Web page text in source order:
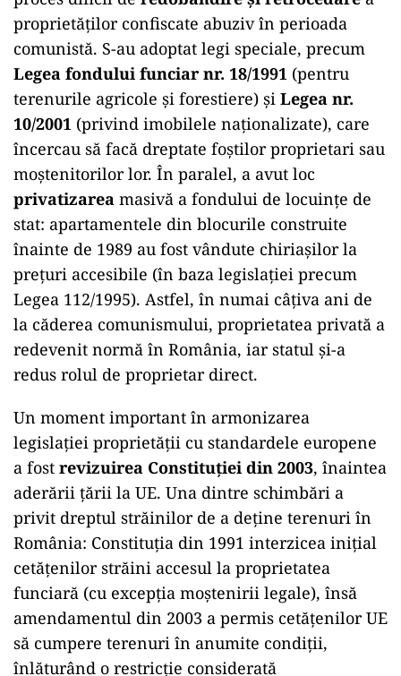
proprietăților confiscate abuziv în perioada
comunistă. S-au adoptat legi speciale, precum
Legea fondului funciar nr. 18/1991 (pentru
terenurile agricole și forestiere) și Legea nr.
10/2001 (privind imobilele naționalizate), care
încercau să facă dreptate foștilor proprietari sau
moștenitorilor lor. În paralel, a avut loc
privatizarea masivă a fondului de locuințe de
stat: apartamentele din blocurile construite
înainte de 1989 au fost vândute chiriașilor la
prețuri accesibile (în baza legislației precum
Legea 112/1995). Astfel, în numai câțiva ani de
la căderea comunismului, proprietatea privată a
redevenit normă în România, iar statul și-a
redus rolul de proprietar direct.
Un moment important în armonizarea
legislației proprietății cu standardele europene
a fost revizuirea Constituției din 2003, înaintea
aderării țării la UE. Una dintre schimbări a
privit dreptul străinilor de a deține terenuri în
România: Constituția din 1991 interzicea inițial
cetățenilor străini accesul la proprietatea
funciară (cu excepția moștenirii legale), însă
amendamentul din 2003 a permis cetățenilor UE
să cumpere terenuri în anumite condiții,
înlăturând o restricție considerată